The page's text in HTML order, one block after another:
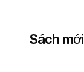
Sách mới